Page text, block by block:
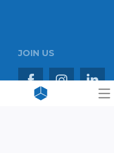
JOIN US